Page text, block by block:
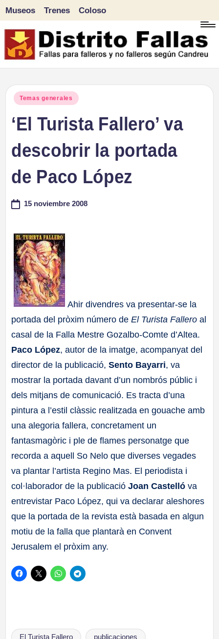
Saltar
al
Museos Trenes Coloso
Publicado
Temas generales
‘El Turista Fallero’ va
descobrir la portada
de Paco López
15 noviembre 2008
Ahir divendres va presentar-se la
portada del pròxim número deEl Turista Fallero al
casal de la Falla Mestre Gozalbo-Comte d’Altea.
Paco López, autor de la imatge, acompanyat del
director de la publicació,Sento Bayarri, va
mostrar la portada davant d’un nombrós públic i
dels mitjans de comunicació. Es tracta d’una
pintura a l’estil clàssic realitzada en gouache amb
una alegoria fallera, concretament un
fantasmagòric i ple de flames personatge que
recorda a aquell So Nelo que diverses vegades
va plantar l’artista Regino Mas. El periodista i
col·laborador de la publicacióJoan Castelló va
entrevistar Paco López, qui va declarar aleshores
que la portada de la revista està basada en algun
motiu de la falla que plantarà en Convent
Jerusalem el pròxim any.
Etiquetas:
El Turista Fallero publicaciones